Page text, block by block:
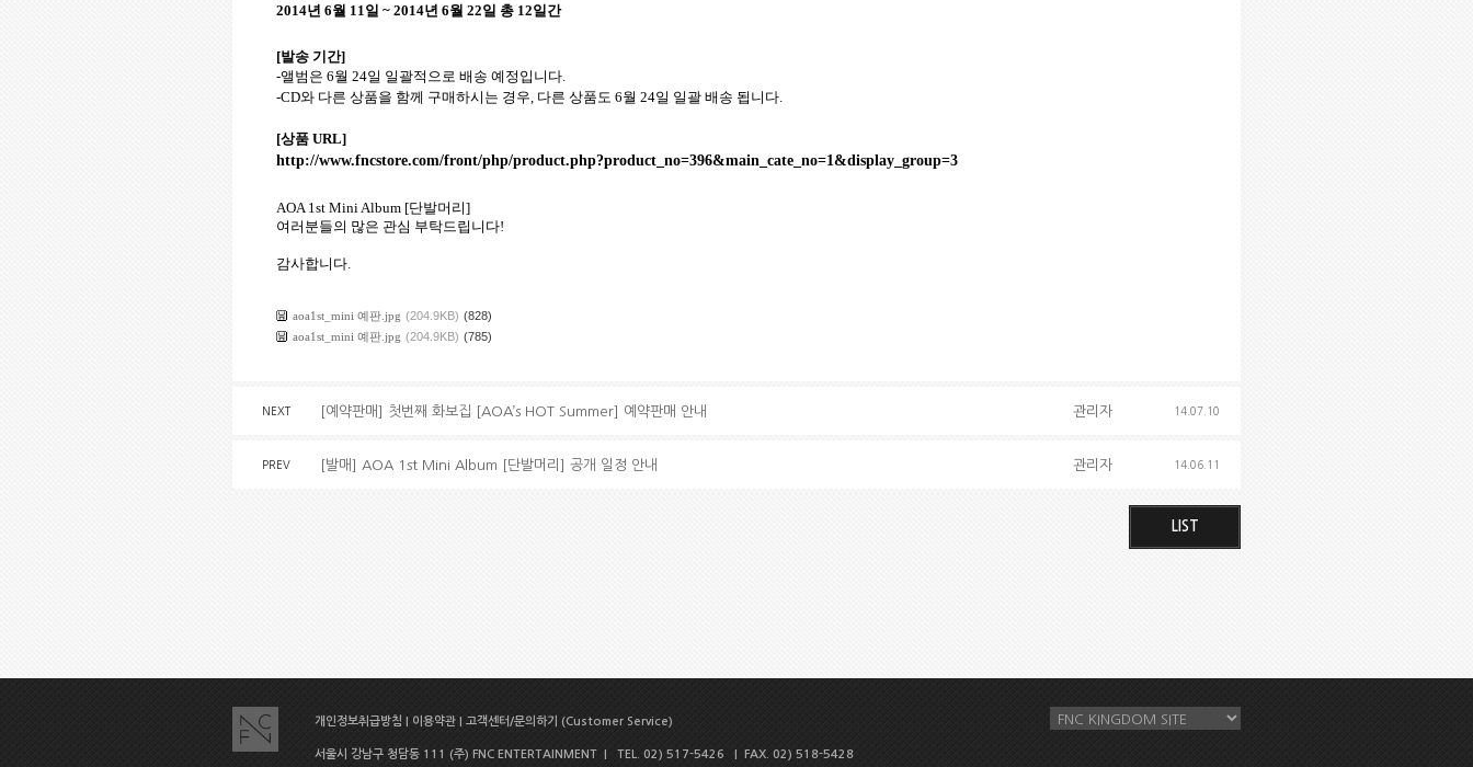
2014년 6월 11일 ~ 2014년 6월 22일 총 12일간
[발송 기간]
-앨범은 6월 24일 일괄적으로 배송 예정입니다.
-CD와 다른 상품을 함께 구매하시는 경우, 다른 상품도 6월 24일 일괄 배송 됩니다.
[상품 URL]
http://www.fncstore.com/front/php/product.php?product_no=396&main_cate_no=1&display_group=3
AOA 1st Mini Album [단발머리]
여러분들의 많은 관심 부탁드립니다!
감사합니다.
aoa1st_mini 예판.jpg (204.9KB) (828)
aoa1st_mini 예판.jpg (204.9KB) (785)
NEXT [예약판매] 첫번째 화보집 [AOA’s HOT Summer] 예약판매 안내 관리자 14.07.10
PREV [발매] AOA 1st Mini Album [단발머리] 공개 일정 안내 관리자 14.06.11
LIST
개인정보취급방침 이용약관 고객센터/문의하기 (Customer Service)
서울시 강남구 청담동 111 (주) FNC ENTERTAINMENT | TEL. 02) 517-5426 | FAX. 02) 518-5428